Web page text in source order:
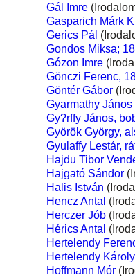
Gál Imre
Gasparich Márk
Gerics Pál
Gondos Miksa;
Gózon Imre
Gönczi Ferenc,
Göntér Gábor
Gyarmathy János
Gy?rffy János,
Györök György,
Gyulaffy Lestár,
Hajdu Tibor
Hajgató Sándor
Halis István
Hencz Antal
Herczer Jób
Hérics Antal
Hertelendy
Hertelendy
Hoffmann Mór